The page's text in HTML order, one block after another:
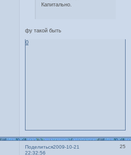
Капитально.
фу такой быть
0
Поделиться 25
2009-10-21
22:32:56